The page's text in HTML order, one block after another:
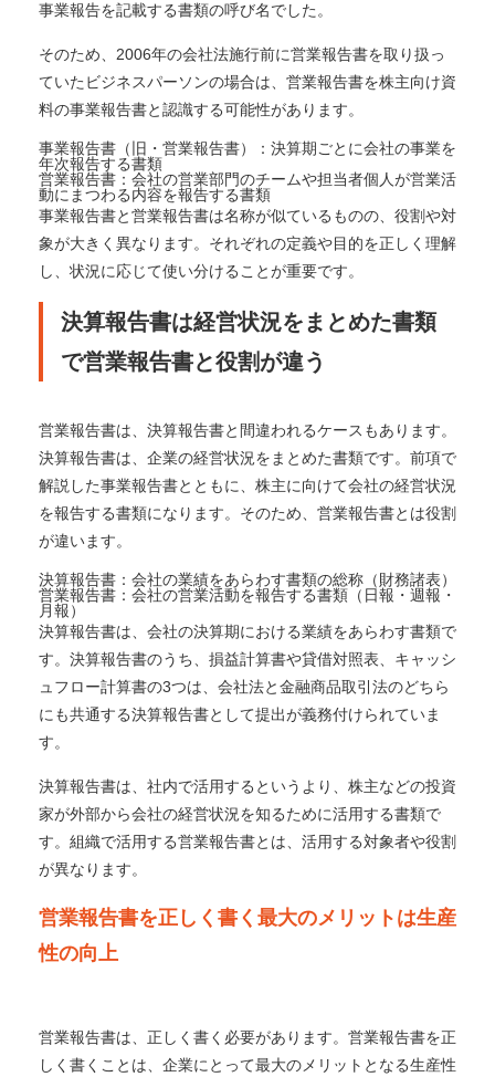
事業報告を記載する書類の呼び名でした。
そのため、2006年の会社法施行前に営業報告書を取り扱っ
ていたビジネスパーソンの場合は、営業報告書を株主向け資
料の事業報告書と認識する可能性があります。
事業報告書（旧・営業報告書）：決算期ごとに会社の事業を
年次報告する書類
営業報告書：会社の営業部門のチームや担当者個人が営業活
動にまつわる内容を報告する書類
事業報告書と営業報告書は名称が似ているものの、役割や対
象が大きく異なります。それぞれの定義や目的を正しく理解
し、状況に応じて使い分けることが重要です。
決算報告書は経営状況をまとめた書類
で営業報告書と役割が違う
営業報告書は、決算報告書と間違われるケースもあります。
決算報告書は、企業の経営状況をまとめた書類です。前項で
解説した事業報告書とともに、株主に向けて会社の経営状況
を報告する書類になります。そのため、営業報告書とは役割
が違います。
決算報告書：会社の業績をあらわす書類の総称（財務諸表）
営業報告書：会社の営業活動を報告する書類（日報・週報・
月報）
決算報告書は、会社の決算期における業績をあらわす書類で
す。決算報告書のうち、損益計算書や貸借対照表、キャッシ
ュフロー計算書の3つは、会社法と金融商品取引法のどちら
にも共通する決算報告書として提出が義務付けられていま
す。
決算報告書は、社内で活用するというより、株主などの投資
家が外部から会社の経営状況を知るために活用する書類で
す。組織で活用する営業報告書とは、活用する対象者や役割
が異なります。
営業報告書を正しく書く最大のメリットは生産
性の向上
営業報告書は、正しく書く必要があります。営業報告書を正
しく書くことは、企業にとって最大のメリットとなる生産性